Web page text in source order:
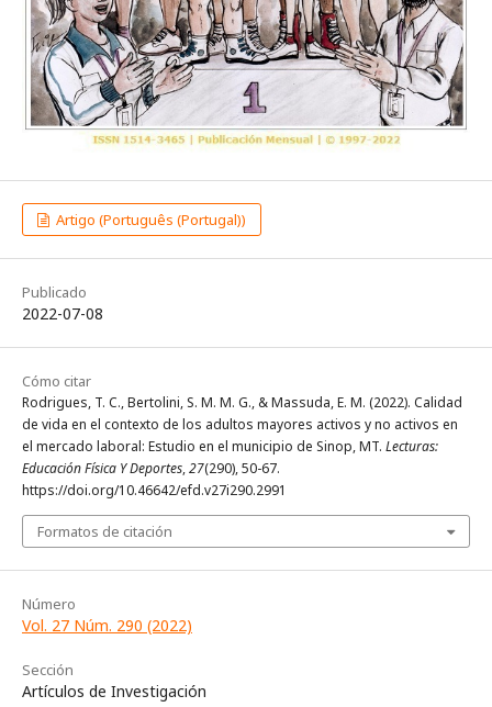
Artigo (Português (Portugal))
Publicado
2022-07-08
Cómo citar
Rodrigues, T. C., Bertolini, S. M. M. G., & Massuda, E. M. (2022). Calidad
de vida en el contexto de los adultos mayores activos y no activos en
el mercado laboral: Estudio en el municipio de Sinop, MT. Lecturas:
Educación Física Y Deportes,27(290), 50-67.
https://doi.org/10.46642/efd.v27i290.2991
Formatos de citación
Número
Vol. 27 Núm. 290 (2022)
Sección
Artículos de Investigación